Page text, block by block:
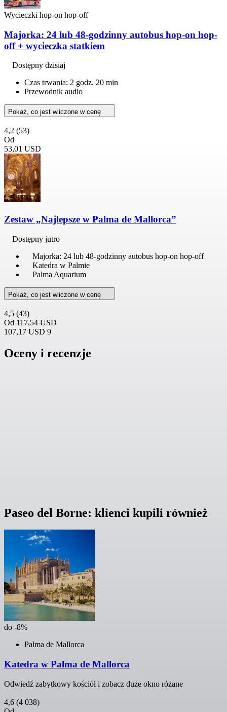
Wycieczki hop-on hop-off
Majorka: 24 lub 48-godzinny autobus hop-on hop-
off + wycieczka statkiem
Dostępny dzisiaj
Czas trwania: 2 godz. 20 min
Przewodnik audio
Pokaż, co jest wliczone w cenę
4,2 (53)
Od
53,01 USD
Zestaw „Najlepsze w Palma de Mallorca”
Dostępny jutro
Majorka: 24 lub 48-godzinny autobus hop-on hop-off
Katedra w Palmie
Palma Aquarium
Pokaż, co jest wliczone w cenę
4,5 (43)
Od 117,54 USD
107,17 USD 9
Oceny i recenzje
Paseo del Borne: klienci kupili również
do -8%
Palma de Mallorca
Katedra w Palma de Mallorca
Odwiedź zabytkowy kościół i zobacz duże okno różane
4,6 (4 038)